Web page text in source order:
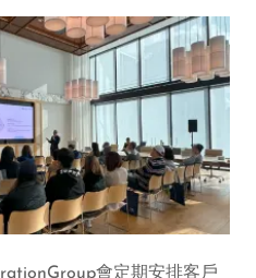
會定期安排客戶